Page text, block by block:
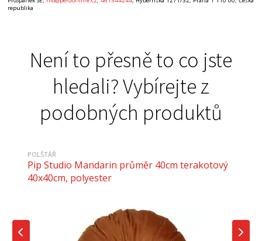
republika
Není to přesně to co jste
hledali? Vybírejte z
podobných produktů
POLŠTÁŘ
Pip Studio Mandarin průměr 40cm terakotový
40x40cm, polyester